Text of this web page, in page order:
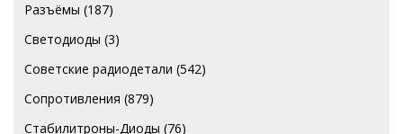
Разъёмы (187)
Светодиоды (3)
Советские радиодетали (542)
Сопротивления (879)
Стабилитроны-Диоды (76)